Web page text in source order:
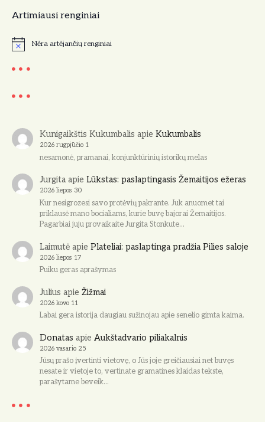
Artimiausi renginiai
N
t
e
Nėra artėjančių renginiai
Kunigaikštis Kukumbalis apie Kukumbalis
2026 rugpjūčio 1
nesamonė, pramanai, konjunktūrinių istorikų melas
Jurgitaapie Lūkstas: paslaptingasis Žemaitijos ežeras
2026 liepos 30
Kur nesigrozesi savo protėvių pakrante. Juk anuomet tai
priklausė mano bocialiams, kurie buvę bajorai Žemaitijos.
Pagarbiai juju provaikaite Jurgita Stonkute…
Laimutėapie Plateliai: paslaptinga pradžia Pilies saloje
2026 liepos 17
Puiku geras aprašymas
Julius apie Žižmai
2026 kovo 11
Labai gera istorija daugiau sužinojau apie senelio gimta kaima.
Donatas apie Aukštadvario piliakalnis
2026 vasario 25
Jūsų prašo įvertinti vietovę, o Jūs joje greičiausiai net buvęs
nesate ir vietoje to, vertinate gramatines klaidas tekste,
parašytame beveik…